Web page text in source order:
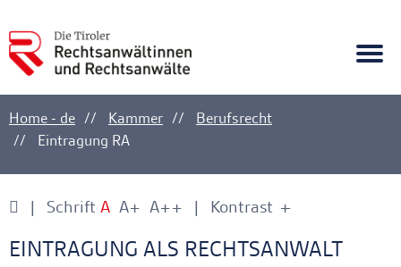
Ankerlink
Home - de Kammer
Berufsrecht
Eintragung RA
Schrift A A+ A++ Kontrast +
-
Ankerlink
EINTRAGUNG ALS RECHTSANWALT